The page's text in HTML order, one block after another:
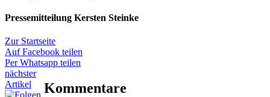
Pressemitteilung Kersten Steinke
Zur Startseite
Auf Facebook teilen
Per Whatsapp teilen
nächster
Artikel
Kommentare